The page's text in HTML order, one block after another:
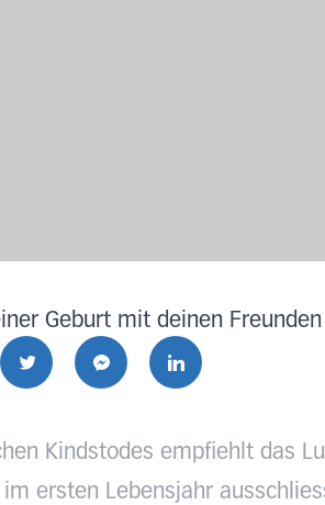
Geburt mit deinen Freunden
Kindstodes empfiehlt das
ersten Lebensjahr